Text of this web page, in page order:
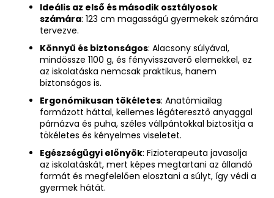
Ideális az első és második osztályosok
számára: 123 cm magasságú gyermekek számára
tervezve.
Könnyű és biztonságos: Alacsony súlyával,
mindössze 1100 g, és fényvisszaverő elemekkel, ez
az iskolatáska nemcsak praktikus, hanem
biztonságos is.
Ergonómikusan tökéletes: Anatómiailag
formázott háttal, kellemes légáteresztő anyaggal
párnázva és puha, széles vállpántokkal biztosítja a
tökéletes és kényelmes viseletet.
Egészségügyi előnyök: Fizioterapeuta javasolja
az iskolatáskát, mert képes megtartani az állandó
formát és megfelelően elosztani a súlyt, így védi a
gyermek hátát.